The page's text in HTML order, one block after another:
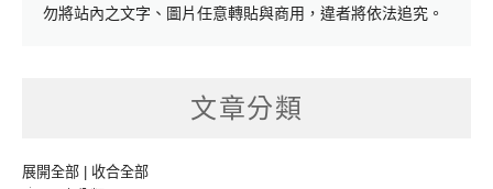
勿將站內之文字、圖片任意轉貼與商用，違者將依法追究。
文章分類
展開全部 | 收合全部